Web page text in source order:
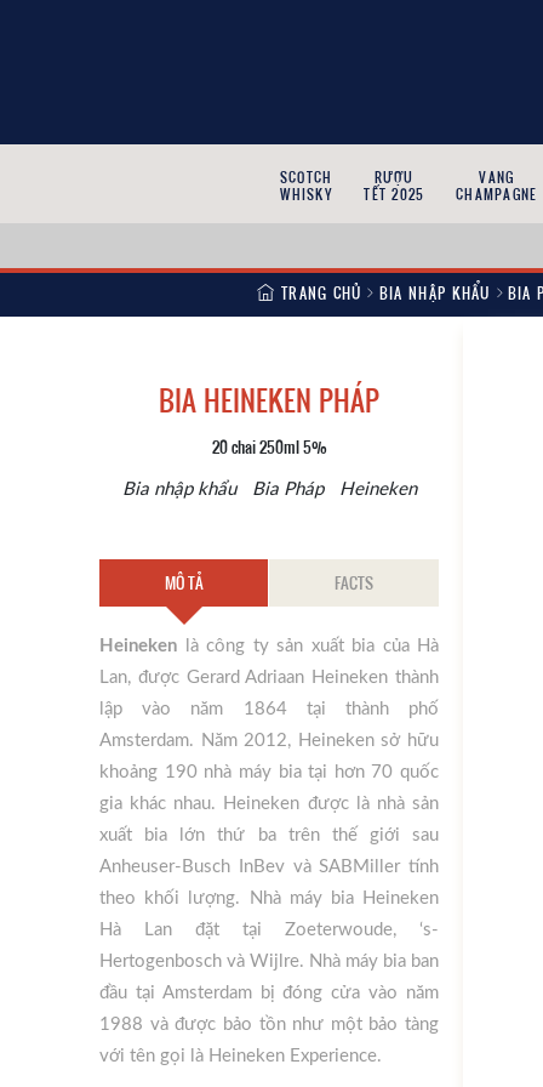
SCOTCH
WHISKY
RƯỢU
TẾT 2025
VANG
CHAMPAGNE
TRANG CHỦ BIA NHẬP KHẨU BIA
BIA HEINEKEN PHÁP
20 chai 250ml 5%
Bia nhập khẩu Bia Pháp Heineken
MÔ TẢ FACTS
Heineken là công ty sản xuất bia của Hà
Lan, được Gerard Adriaan Heineken thành
lập vào năm 1864 tại thành phố
Amsterdam. Năm 2012, Heineken sở hữu
khoảng 190 nhà máy bia tại hơn 70 quốc
gia khác nhau. Heineken được là nhà sản
xuất bia lớn thứ ba trên thế giới sau
Anheuser-Busch InBev và SABMiller tính
theo khối lượng. Nhà máy bia Heineken
Hà Lan đặt tại Zoeterwoude, ‘s-
Hertogenbosch và Wijlre. Nhà máy bia ban
đầu tại Amsterdam bị đóng cửa vào năm
1988 và được bảo tồn như một bảo tàng
với tên gọi là Heineken Experience.